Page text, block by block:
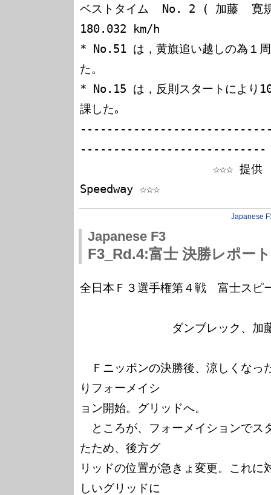
ベストタイム  No. 2 ( 加藤
180.032 km/h
* No.51 は，黄旗追い越しの為１
た。
* No.15 は，反則スタートにより
課した｡
----------------------------
Japanese
Japanese F3
F3_Rd.4:富士 決勝レポート
全日本Ｆ３選手権第４戦　富士スピ
ダンブレック、加藤の追
Ｆニッポンの決勝後、涼しくなっ
りフォーメイシ
ョン開始。グリッドへ。
ところが、フォーメイションでス
たため、後方グ
リッドの位置が急きょ変更。これに
しいグリッドに